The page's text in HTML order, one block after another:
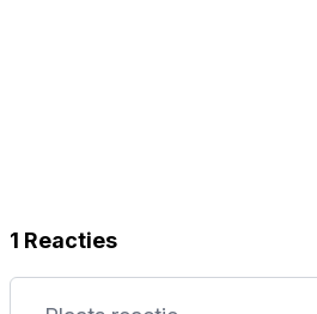
1 Reacties